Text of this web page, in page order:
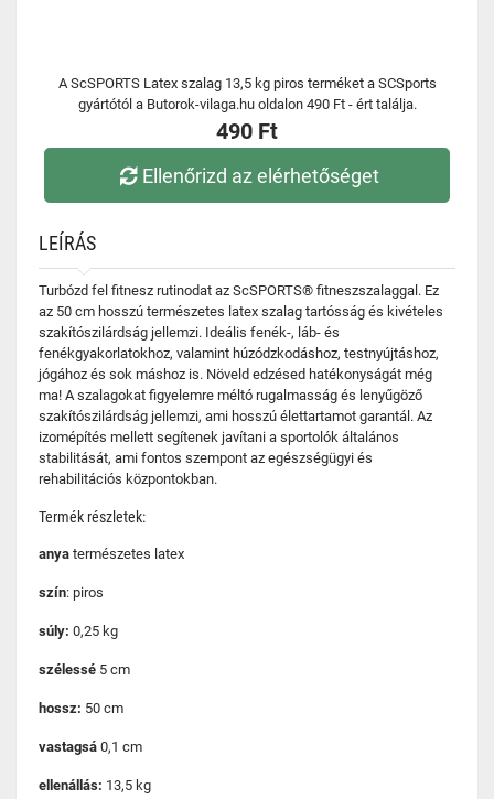
A ScSPORTS Latex szalag 13,5 kg piros terméket a SCSports
gyártótól a Butorok-vilaga.hu oldalon 490 Ft - ért találja.
490 Ft
Ellenőrizd az elérhetőséget
LEÍRÁS
Turbózd fel fitnesz rutinodat az ScSPORTS® fitneszszalaggal. Ez
az 50 cm hosszú természetes latex szalag tartósság és kivételes
szakítószilárdság jellemzi. Ideális fenék-, láb- és
fenékgyakorlatokhoz, valamint húzódzkodáshoz, testnyújtáshoz,
jógához és sok máshoz is. Növeld edzésed hatékonyságát még
ma! A szalagokat figyelemre méltó rugalmasság és lenyűgöző
szakítószilárdság jellemzi, ami hosszú élettartamot garantál. Az
izomépítés mellett segítenek javítani a sportolók általános
stabilitását, ami fontos szempont az egészségügyi és
rehabilitációs központokban.
Termék részletek:
anya természetes latex
szín: piros
súly: 0,25 kg
szélessé 5 cm
hossz: 50 cm
vastagsá 0,1 cm
ellenállás: 13,5 kg